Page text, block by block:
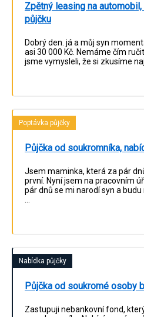
Zpětný leasing na
půjčku
Dobrý den. já a můj syn
asi 30 000 Kč. Nemáme čím
jsme vymysleli, že si zkusíme
Poptávka půjčky
Půjčka od soukromníka,
Jsem maminka, která za pár
první. Nyní jsem na pracovním
pár dnů se mi narodí syn a
Nabídka půjčky
Půjčka od soukromé osoby
Zastupuji nebankovní fond,